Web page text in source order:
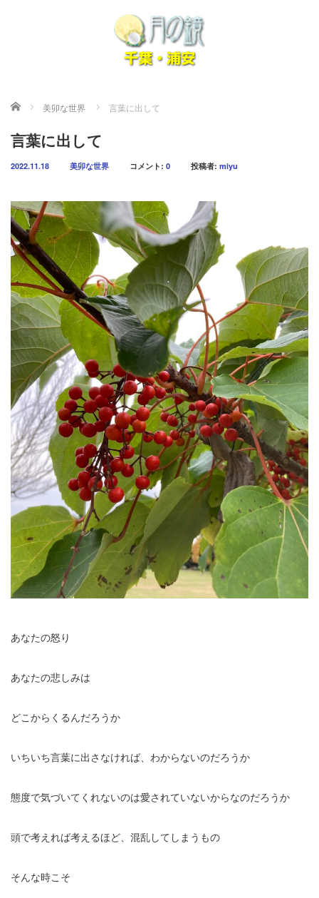
ホーム 美卯な世界 言葉に出して
言葉に出して
2022.11.18 美卯な世界 コメント: 0 投稿者: miyu
あなたの怒り
あなたの悲しみは
どこからくるんだろうか
いちいち言葉に出さなければ、わからないのだろうか
態度で気づいてくれないのは愛されていないからなのだろうか
頭で考えれば考えるほど、混乱してしまうもの
そんな時こそ